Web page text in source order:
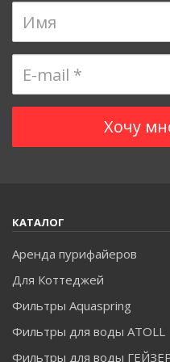
ней растворенных
становится, проходя через
органическими элементами.
в воде железа, серы,
приобретает
по составу, пользуйтесь
КАТАЛОГ
Аренда пурифайеров
Для Коттеджей
Фильтры Aquaspring
Фильтры для воды ATOLL
Фильтры для воды